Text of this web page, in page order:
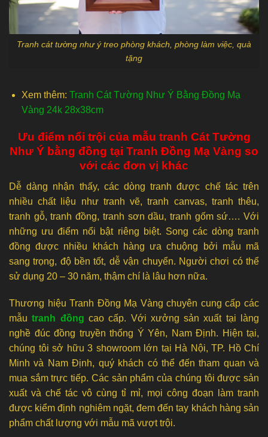
Tranh cát tường như ý treo phòng khách, phòng làm việc, quà
tặng
Xem thêm: Tranh Cát Tường Như Ý Bằng Đồng Mạ
Vàng 24k 28x38cm
Ưu điểm nổi trội của mẫu tranh Cát Tường
Như Ý bằng đồng tại Tranh Đồng Mạ Vàng so
với các đơn vị khác
Dễ dàng nhận thấy, các dòng tranh được chế tác trên
nhiều chất liệu như tranh vẽ, tranh canvas, tranh thêu,
tranh gỗ, tranh đồng, tranh sơn dầu, tranh gốm sứ…. Với
những ưu điểm nổi bật riêng biệt. Song các dòng tranh
đồng được nhiều khách hàng ưa chuộng bởi mẫu mã
sang trọng, độ bền tốt, dễ vận chuyển. Người chơi có thể
sử dụng 20 – 30 năm, thậm chí là lâu hơn nữa.
Thương hiệu Tranh Đồng Mạ Vàng chuyên cung cấp các
mẫutranh đồng cao cấp. Với xưởng sản xuất tại làng
nghề đúc đồng truyền thống Ý Yên, Nam Định. Hiện tại,
chúng tôi sở hữu 3 showroom lớn tại Hà Nội, TP. Hồ Chí
Minh và Nam Định, quý khách có thể đến tham quan và
mua sắm trực tiếp. Các sản phẩm của chúng tôi được sản
xuất và chế tác vô cùng tỉ mỉ, mọi công đoạn làm tranh
được kiểm định nghiêm ngặt, đem đến tay khách hàng sản
phẩm chất lượng với mẫu mã vượt trội.